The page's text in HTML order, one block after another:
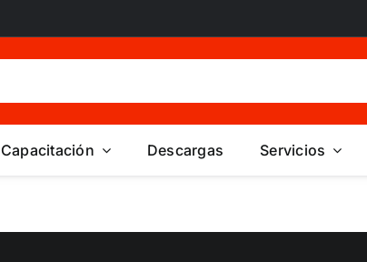
Capacitación Descargas Servicios